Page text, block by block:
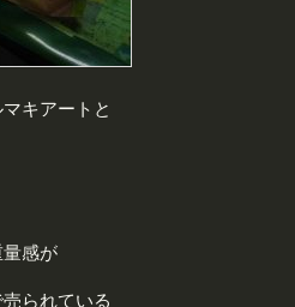
キアートと
感が
られている